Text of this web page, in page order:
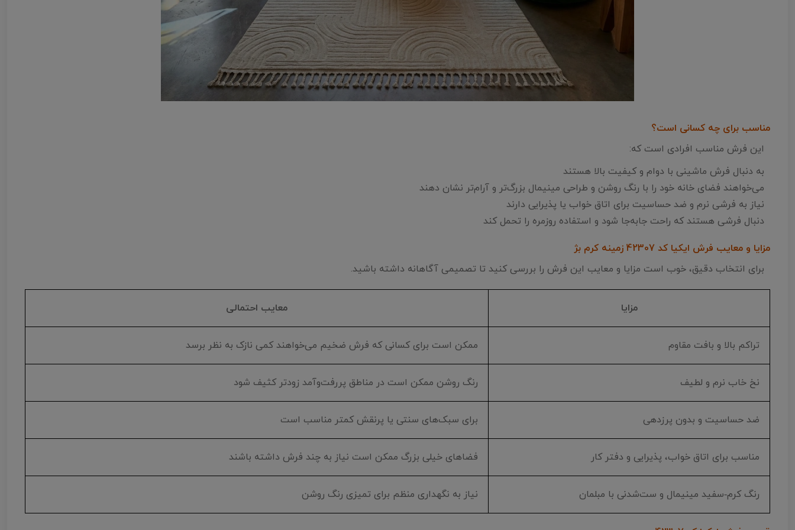
مناسب برای چه کسانی است؟
این فرش مناسب افرادی است که:
به دنبال فرش ماشینی با دوام و کیفیت بالا هستند
می‌خواهند فضای خانه خود را با رنگ روشن و طراحی مینیمال بزرگ‌تر و آرام‌تر نشان دهند
نیاز به فرشی نرم و ضد حساسیت برای اتاق خواب یا پذیرایی دارند
دنبال فرشی هستند که راحت جابه‌جا شود و استفاده روزمره را تحمل کند
مزایا و معایب فرش ایکیا کد 42307 زمینه کرم بژ
برای انتخاب دقیق، خوب است مزایا و معایب این فرش را بررسی کنید تا تصمیمی آگاهانه داشته باشید.
مزایا معایب احتمالی
تراکم بالا و بافت مقاوم ممکن است برای کسانی که فرش ضخیم می‌خواهند کمی نازک به نظر برسد
نخ خاب نرم و لطیف رنگ روشن ممکن است در مناطق پررفت‌و‌آمد زودتر کثیف شود
ضد حساسیت و بدون پرزدهی برای سبک‌های سنتی یا پرنقش کمتر مناسب است
مناسب برای اتاق خواب، پذیرایی و دفتر کار فضاهای خیلی بزرگ ممکن است نیاز به چند فرش داشته باشند
رنگ کرم‑سفید مینیمال و ست‌شدنی با مبلمان نیاز به نگهداری منظم برای تمیزی رنگ روشن